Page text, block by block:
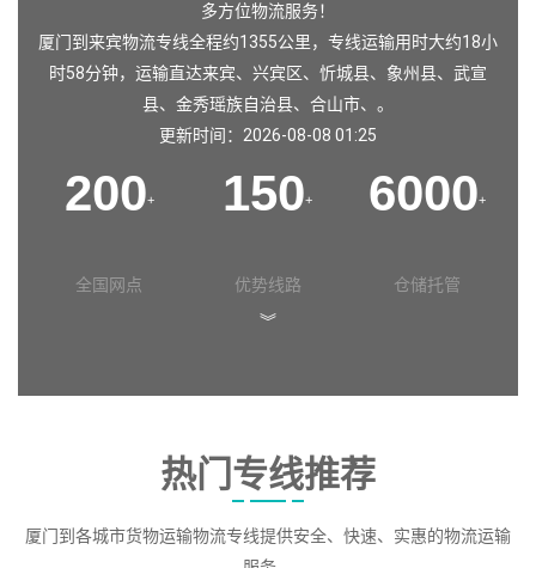
多方位物流服务！
厦门到来宾物流专线全程约1355公里，专线运输用时大约18小
时58分钟，运输直达来宾、 兴宾区、 忻城县、 象州县、 武宣
县、 金秀瑶族自治县、 合山市、。
更新时间：2026-08-08 01:25
200+
全国网点
150+
优势线路
6000+
仓储托管
︾
热门专线推荐
厦门到各城市货物运输物流专线提供安全、快速、实惠的物流运输